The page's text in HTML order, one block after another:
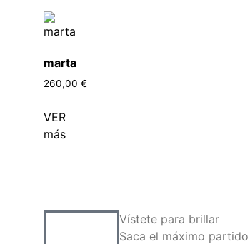
marta
260,00 €
VER
más
Vístete para brillar
Saca el máximo partido